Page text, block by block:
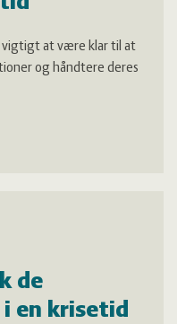
vigtigt at være klar til at
og håndtere deres
de
en krisetid